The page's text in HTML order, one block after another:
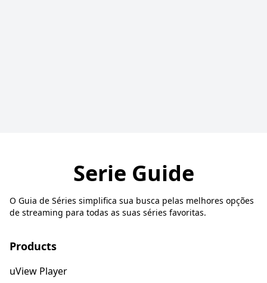
Serie Guide
O Guia de Séries simplifica sua busca pelas melhores opções
de streaming para todas as suas séries favoritas.
Products
uView Player